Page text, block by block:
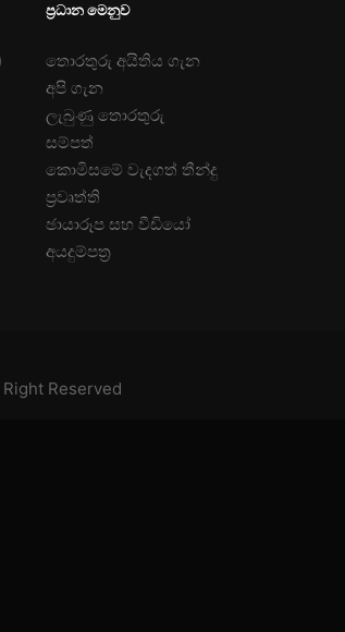
ප්‍රධාන මෙනුව
තොරතුරු අයිතිය ගැන
අපි ගැන
ලැබුණු තොරතුරු
සම්පත්
කොමිසමේ වැදගත් තීන්දු
ප්‍රවෘත්ති
ඡායාරූප සහ වීඩියෝ
අයදුම්පත්‍ර
Reserved